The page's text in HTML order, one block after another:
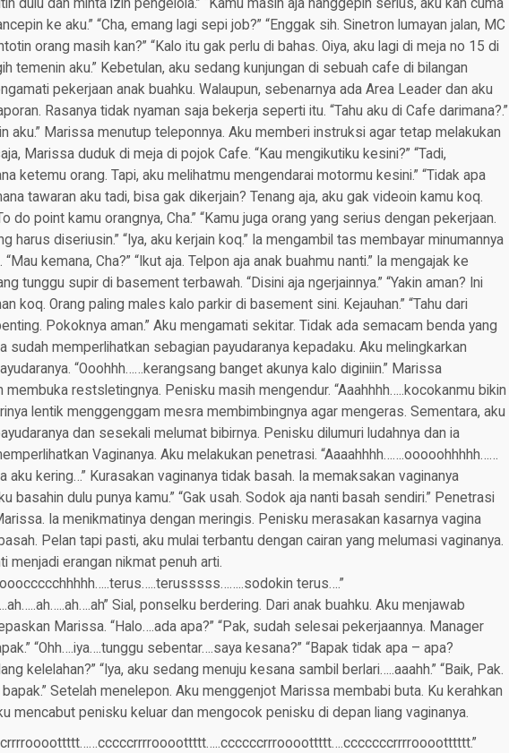
dulu dan minta izin pengelola.” “Kamu masih aja nanggepin serius, aku kan cuma
ke aku.” “Cha, emang lagi sepi job?” “Enggak sih. Sinetron lumayan jalan, MC
orang masih kan?” “Kalo itu gak perlu di bahas. Oiya, aku lagi di meja no 15 di
temenin aku.” Kebetulan, aku sedang kunjungan di sebuah cafe di bilangan
pekerjaan anak buahku. Walaupun, sebenarnya ada Area Leader dan aku
Rasanya tidak nyaman saja bekerja seperti itu. “Tahu aku di Cafe darimana?.”
aku.” Marissa menutup teleponnya. Aku memberi instruksi agar tetap melakukan
Marissa duduk di meja di pojok Cafe. “Kau mengikutiku kesini?” “Tadi,
ketemu orang. Tapi, aku melihatmu mengendarai motormu kesini.” “Tidak apa
tawaran aku tadi, bisa gak dikerjain? Tenang aja, aku gak videoin kamu koq.
do point kamu orangnya, Cha.” “Kamu juga orang yang serius dengan pekerjaan.
harus diseriusin.” “Iya, aku kerjain koq.” Ia mengambil tas membayar minumannya
kemana, Cha?” “Ikut aja. Telpon aja anak buahmu nanti.” Ia mengajak ke
tunggu supir di basement terbawah. “Disini aja ngerjainnya.” “Yakin aman? Ini
koq. Orang paling males kalo parkir di basement sini. Kejauhan.” “Tahu dari
Pokoknya aman.” Aku mengamati sekitar. Tidak ada semacam benda yang
sudah memperlihatkan sebagian payudaranya kepadaku. Aku melingkarkan
“Ooohhh……kerangsang banget akunya kalo diginiin.” Marissa
membuka restsletingnya. Penisku masih mengendur. “Aaahhhh…..kocokanmu bikin
lentik menggenggam mesra membimbingnya agar mengeras. Sementara, aku
dan sesekali melumat bibirnya. Penisku dilumuri ludahnya dan ia
Vaginanya. Aku melakukan penetrasi. “Aaaahhhh…….ooooohhhhh……
aku kering…” Kurasakan vaginanya tidak basah. Ia memaksakan vaginanya
basahin dulu punya kamu.” “Gak usah. Sodok aja nanti basah sendiri.” Penetrasi
Ia menikmatinya dengan meringis. Penisku merasakan kasarnya vagina
Pelan tapi pasti, aku mulai terbantu dengan cairan yang melumasi vaginanya.
menjadi erangan nikmat penuh arti.
terus….”
Sial, ponselku berdering. Dari anak buahku. Aku menjawab
Marissa. “Halo….ada apa?” “Pak, sudah selesai pekerjaannya. Manager
“Ohh….iya….tunggu sebentar….saya kesana?” “Bapak tidak apa – apa?
kelelahan?” “Iya, aku sedang menuju kesana sambil berlari…..aaahh.” “Baik, Pak.
Setelah menelepon. Aku menggenjot Marissa membabi buta. Ku kerahkan
mencabut penisku keluar dan mengocok penisku di depan liang vaginanya.